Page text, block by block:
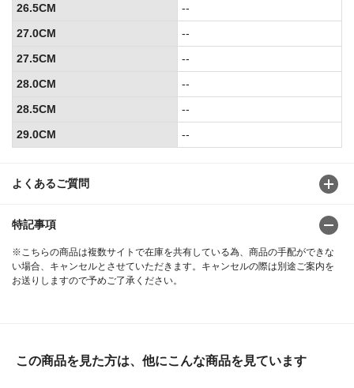
よくあるご質問
特記事項
※こちらの商品は複数サイトで在庫を共有している為、商品の手配ができな
い場合、キャンセルとさせていただきます。キャンセルの際は別途ご案内を
お送りしますので予めご了承ください。
26.5CM
--
27.0CM
--
27.5CM
--
28.0CM
--
28.5CM
--
29.0CM
--
この商品を見た方は、他にこんな商品を見ています